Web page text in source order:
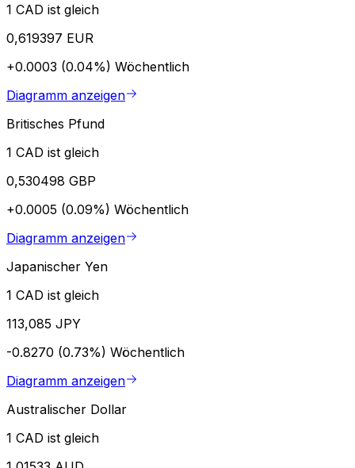
1 CAD ist gleich
0,619397 EUR
+0.0003 (0.04%) Wöchentlich
Diagramm anzeigen
Britisches Pfund
1 CAD ist gleich
0,530498 GBP
+0.0005 (0.09%) Wöchentlich
Diagramm anzeigen
Japanischer Yen
1 CAD ist gleich
113,085 JPY
-0.8270 (0.73%) Wöchentlich
Diagramm anzeigen
Australischer Dollar
1 CAD ist gleich